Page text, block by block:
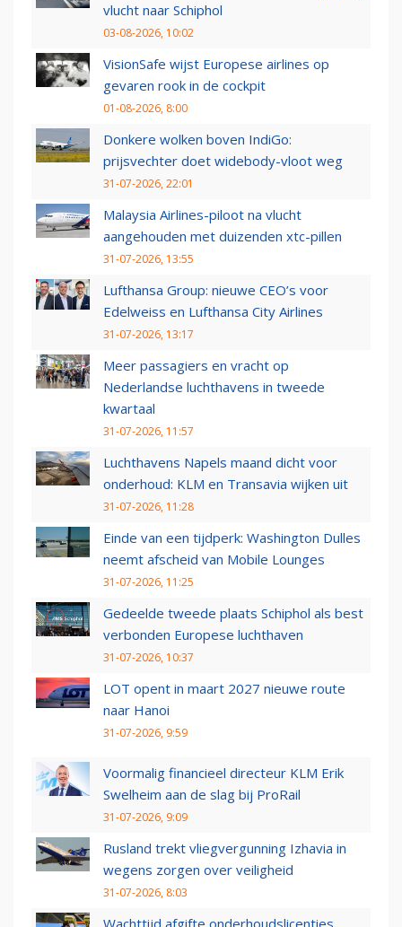
vlucht naar Schiphol
03-08-2026, 10:02
VisionSafe wijst Europese airlines op
gevaren rook in de cockpit
01-08-2026, 8:00
Donkere wolken boven IndiGo:
prijsvechter doet widebody-vloot weg
31-07-2026, 22:01
Malaysia Airlines-piloot na vlucht
aangehouden met duizenden xtc-pillen
31-07-2026, 13:55
Lufthansa Group: nieuwe CEO’s voor
Edelweiss en Lufthansa City Airlines
31-07-2026, 13:17
Meer passagiers en vracht op
Nederlandse luchthavens in tweede
kwartaal
31-07-2026, 11:57
Luchthavens Napels maand dicht voor
onderhoud: KLM en Transavia wijken uit
31-07-2026, 11:28
Einde van een tijdperk: Washington Dulles
neemt afscheid van Mobile Lounges
31-07-2026, 11:25
Gedeelde tweede plaats Schiphol als best
verbonden Europese luchthaven
31-07-2026, 10:37
LOT opent in maart 2027 nieuwe route
naar Hanoi
31-07-2026, 9:59
Voormalig financieel directeur KLM Erik
Swelheim aan de slag bij ProRail
31-07-2026, 9:09
Rusland trekt vliegvergunning Izhavia in
wegens zorgen over veiligheid
31-07-2026, 8:03